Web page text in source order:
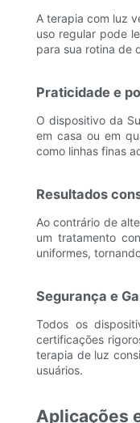
A terapia com luz
uso regular pode
para sua rotina de
Praticidade e
O dispositivo da
em casa ou em
como linhas finas
Resultados
Ao contrário de
um tratamento
uniformes,
Segurança e
Todos os
certificações
terapia de luz
usuários.
Aplicações